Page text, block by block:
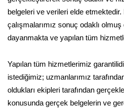
belgeleri ve verileri elde etmektedir.
çalışmalarımız sonuç odaklı
dayanmakta ve yapılan tüm
Yapılan tüm hizmetlerimiz
istediğimiz; uzmanlarımız
oldukları ekipleri tarafından
konusunda gerçek belgelerin ve